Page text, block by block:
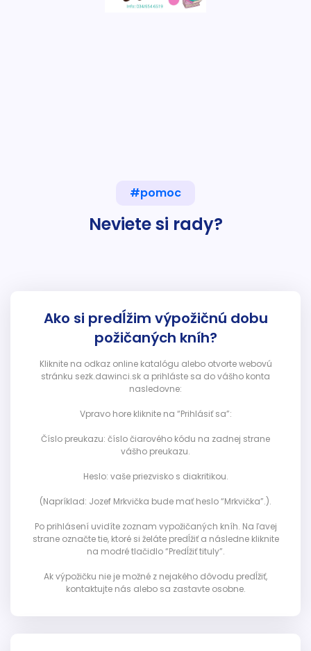
#pomoc
Neviete si rady?
Ako si predĺžim výpožičnú dobu
požičaných kníh?
Kliknite na odkaz online katalógu alebo otvorte webovú
stránku sezk.dawinci.sk a prihláste sa do vášho konta
nasledovne:
Vpravo hore kliknite na “Prihlásiť sa”:
Číslo preukazu: číslo čiarového kódu na zadnej strane
vášho preukazu.
Heslo: vaše priezvisko s diakritikou.
(Napríklad: Jozef Mrkvička bude mať heslo “Mrkvička”.).
Po prihlásení uvidíte zoznam vypožičaných kníh. Na ľavej
strane označte tie, ktoré si želáte predĺžiť a následne kliknite
na modré tlačidlo “Predĺžiť tituly”.
Ak výpožičku nie je možné z nejakého dôvodu predĺžiť,
kontaktujte nás alebo sa zastavte osobne.